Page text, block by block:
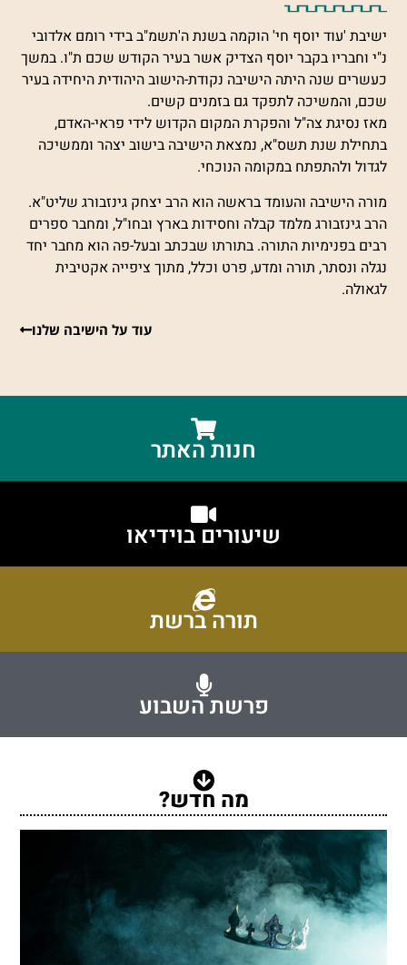
ישיבת 'עוד יוסף חי' הוקמה בשנת ה'תשמ"ב בידי רומם אלדובי
נ"י וחבריו בקבר יוסף הצדיק אשר בעיר הקודש שכם ת"ו. במשך
כעשרים שנה היתה הישיבה נקודת-הישוב היהודית היחידה בעיר
שכם, והמשיכה לתפקד גם בזמנים קשים.
מאז נסיגת צה"ל והפקרת המקום הקדוש לידי פראי-האדם,
בתחילת שנת תשס"א, נמצאת הישיבה בישוב יצהר וממשיכה
לגדול ולהתפתח במקומה הנוכחי.
מורה הישיבה והעומד בראשה הוא הרב יצחק גינזבורג שליט"א.
הרב גינזבורג מלמד קבלה וחסידות בארץ ובחו"ל, ומחבר ספרים
רבים בפנימיות התורה. בתורתו שבכתב ובעל-פה הוא מחבר יחד
נגלה ונסתר, תורה ומדע, פרט וכלל, מתוך ציפייה אקטיבית
לגאולה.
עוד על הישיבה שלנו
חנות האתר
שיעורים בוידיאו
תורה ברשת
פרשת השבוע
מה חדש?